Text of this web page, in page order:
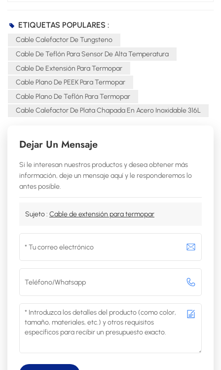
ETIQUETAS POPULARES :
Cable Calefactor De Tungsteno
Cable De Teflón Para Sensor De Alta Temperatura
Cable De Extensión Para Termopar
Cable Plano De PEEK Para Termopar
Cable Plano De Teflón Para Termopar
Cable Calefactor De Plata Chapada En Acero Inoxidable 316L
Dejar Un Mensaje
Si le interesan nuestros productos y desea obtener más
información, deje un mensaje aquí y le responderemos lo
antes posible.
Sujeto : Cable de extensión para termopar